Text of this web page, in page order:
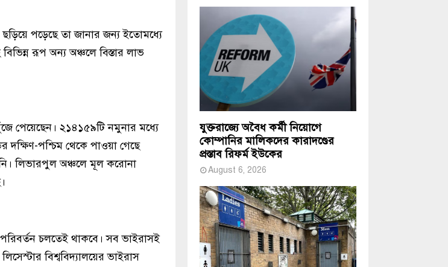
পড়েছে তা জানার জন্য ইতোমধ্যে
রূপ অন্য অঞ্চলে বিস্তার লাভ
পেয়েছেন। ২১৪১৫৯টি নমুনার মধ্যে
দক্ষিণ-পশ্চিম থেকে পাওয়া গেছে
লিভারপুল অঞ্চলে মূল করোনা
চলতেই থাকবে। সব ভাইরাসই
বিশ্ববিদ্যালয়ের ভাইরাস
যুক্তরাজ্যে অবৈধ কর্মী নিয়োগে
কোম্পানির মালিকদের কারাদণ্ডের
প্রস্তাব রিফর্ম ইউকের
August 6, 2026